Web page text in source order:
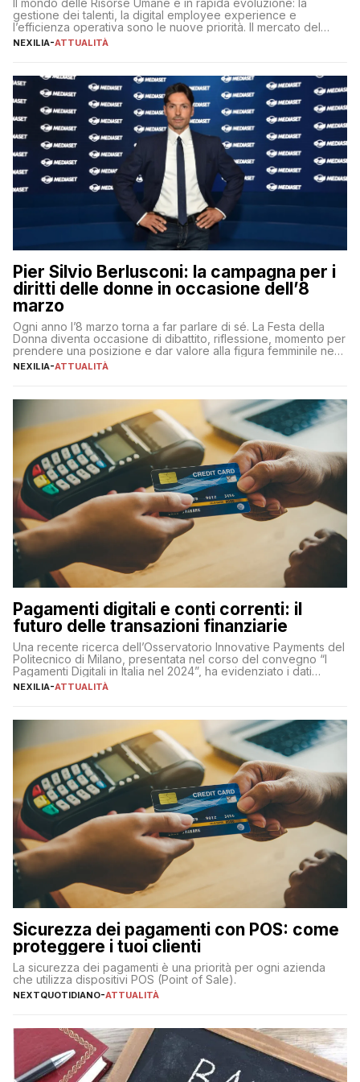
Il mondo delle Risorse Umane è in rapida evoluzione: la
gestione dei talenti, la digital employee experience e
l’efficienza operativa sono le nuove priorità. Il mercato del
lavoro, d’altra parte, è sempre più competitivo con una lotta
NEXILIA-ATTUALITÀ
Pier Silvio Berlusconi: la campagna per i
diritti delle donne in occasione dell’8
marzo
Ogni anno l’8 marzo torna a far parlare di sé. La Festa della
Donna diventa occasione di dibattito, riflessione, momento per
prendere una posizione e dar valore alla figura femminile nella
sua complessità e crucialità. A lanciare un messaggio “forte e
NEXILIA-ATTUALITÀ
Pagamenti digitali e conti correnti: il
futuro delle transazioni finanziarie
Una recente ricerca dell’Osservatorio Innovative Payments del
Politecnico di Milano, presentata nel corso del convegno “I
Pagamenti Digitali in Italia nel 2024”, ha evidenziato i dati
definitivi del primo semestre 2024 relativamente alle
NEXILIA-ATTUALITÀ
Sicurezza dei pagamenti con POS: come
proteggere i tuoi clienti
La sicurezza dei pagamenti è una priorità per ogni azienda
che utilizza dispositivi POS (Point of Sale).
NEXTQUOTIDIANO-ATTUALITÀ